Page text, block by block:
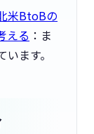
米BtoBの
える ：ま
ます。